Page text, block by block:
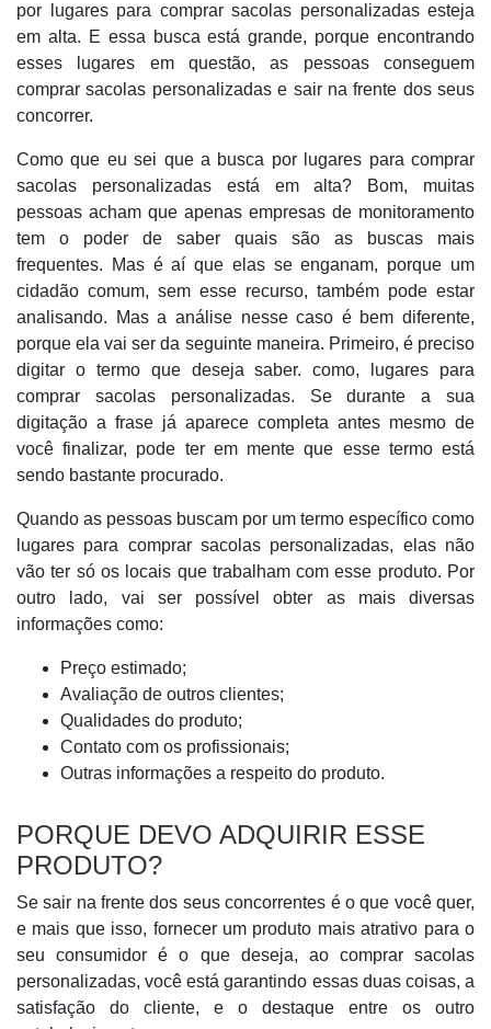
por lugares para comprar sacolas personalizadas esteja
em alta. E essa busca está grande, porque encontrando
esses lugares em questão, as pessoas conseguem
comprar sacolas personalizadas e sair na frente dos seus
concorrer.
Como que eu sei que a busca por lugares para comprar
sacolas personalizadas está em alta? Bom, muitas
pessoas acham que apenas empresas de monitoramento
tem o poder de saber quais são as buscas mais
frequentes. Mas é aí que elas se enganam, porque um
cidadão comum, sem esse recurso, também pode estar
analisando. Mas a análise nesse caso é bem diferente,
porque ela vai ser da seguinte maneira. Primeiro, é preciso
digitar o termo que deseja saber. como, lugares para
comprar sacolas personalizadas. Se durante a sua
digitação a frase já aparece completa antes mesmo de
você finalizar, pode ter em mente que esse termo está
sendo bastante procurado.
Quando as pessoas buscam por um termo específico como
lugares para comprar sacolas personalizadas, elas não
vão ter só os locais que trabalham com esse produto. Por
outro lado, vai ser possível obter as mais diversas
informações como:
Preço estimado;
Avaliação de outros clientes;
Qualidades do produto;
Contato com os profissionais;
Outras informações a respeito do produto.
PORQUE DEVO ADQUIRIR ESSE
PRODUTO?
Se sair na frente dos seus concorrentes é o que você quer,
e mais que isso, fornecer um produto mais atrativo para o
seu consumidor é o que deseja, ao comprar sacolas
personalizadas, você está garantindo essas duas coisas, a
satisfação do cliente, e o destaque entre os outro